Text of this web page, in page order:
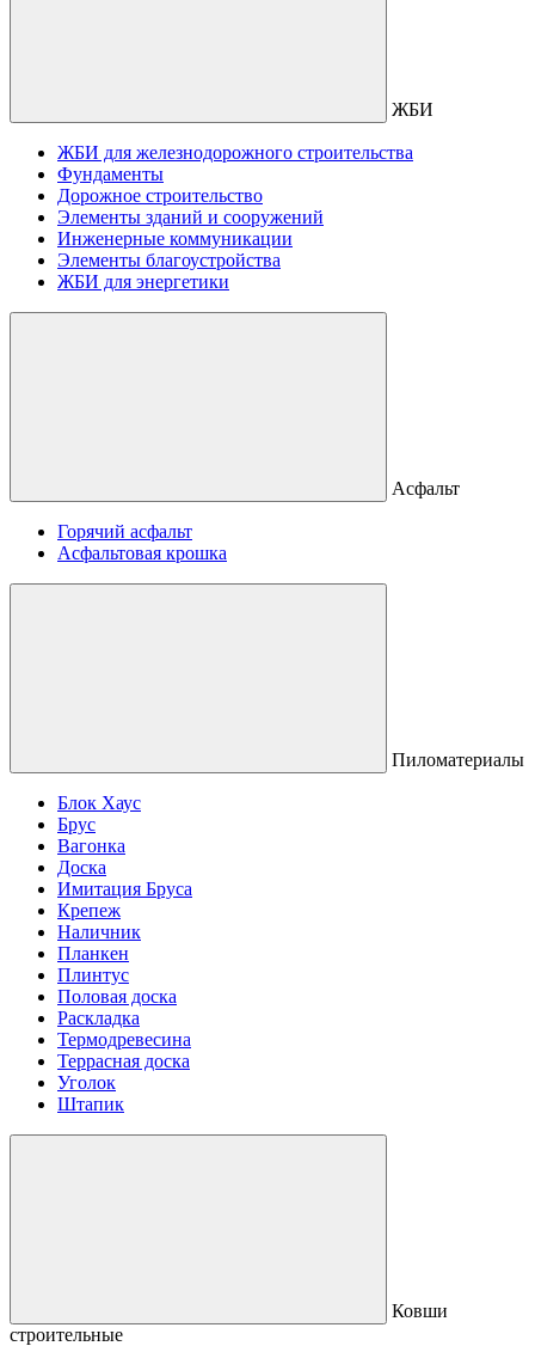
ЖБИ
ЖБИ для железнодорожного строительства
Фундаменты
Дорожное строительство
Элементы зданий и сооружений
Инженерные коммуникации
Элементы благоустройства
ЖБИ для энергетики
Асфальт
Горячий асфальт
Асфальтовая крошка
Пиломатериалы
Блок Хаус
Брус
Вагонка
Доска
Имитация Бруса
Крепеж
Наличник
Планкен
Плинтус
Половая доска
Раскладка
Термодревесина
Террасная доска
Уголок
Штапик
Ковши
строительные